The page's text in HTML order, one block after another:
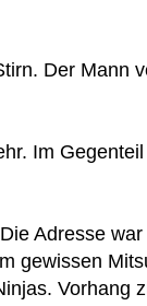
Der Mann
Im
Adresse
gewissen
Vorhang